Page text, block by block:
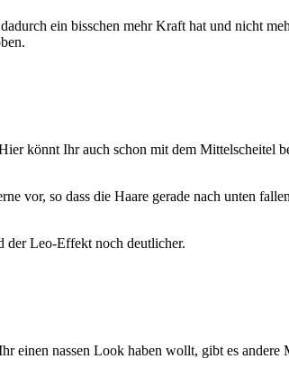
ein bisschen mehr Kraft hat und nicht
könnt Ihr auch schon mit dem Mittelscheitel
vor, so dass die Haare gerade nach unten
der Leo-Effekt noch deutlicher.
einen nassen Look haben wollt, gibt es